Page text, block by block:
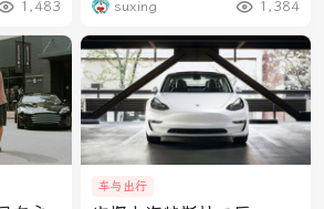
1,483 suxing 1,384
车与出行